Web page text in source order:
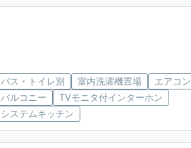
バス・トイレ別 室内洗濯機置場
エアコン
バルコニー
TVモニタ付インターホン
システムキッチン